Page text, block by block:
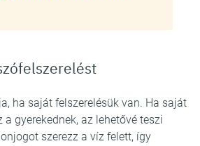
ha saját felszerelésük van. Ha saját
gyerekednek, az lehetővé teszi
szerezz a víz felett, így